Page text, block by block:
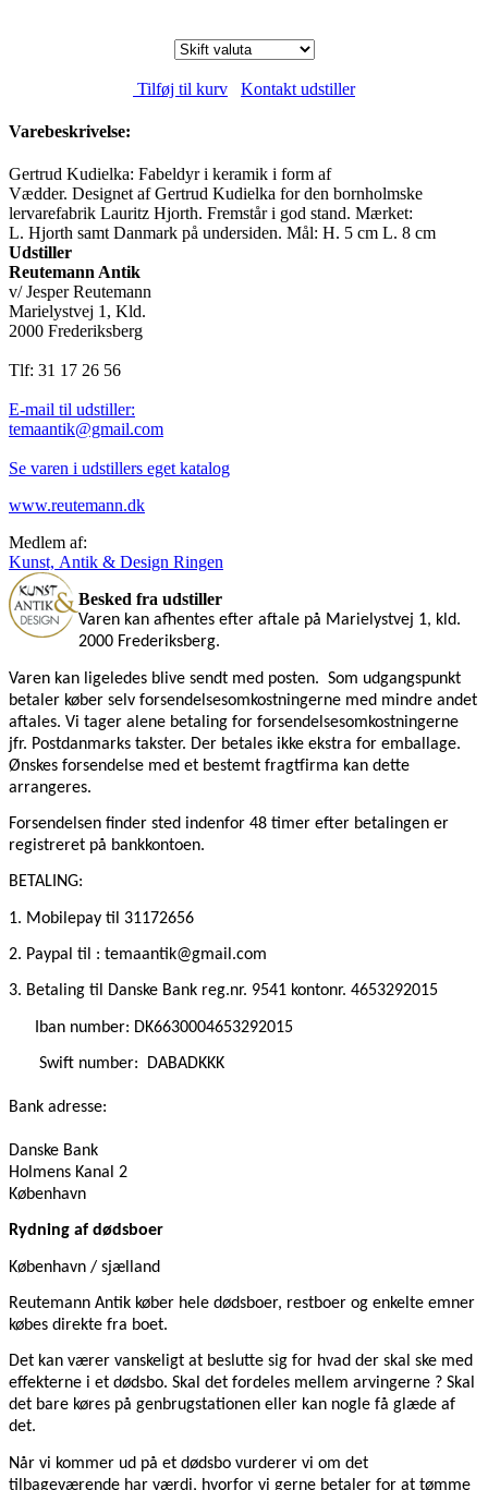
Tilføj til kurv Kontakt udstiller
Varebeskrivelse:
Gertrud Kudielka: Fabeldyr i keramik i form af
Vædder. Designet af Gertrud Kudielka for den bornholmske
lervarefabrik Lauritz Hjorth. Fremstår i god stand. Mærket:
L. Hjorth samt Danmark på undersiden. Mål: H. 5 cm L. 8 cm
Udstiller
Reutemann Antik
v/ Jesper Reutemann
Marielystvej 1, Kld.
2000 Frederiksberg
Tlf: 31 17 26 56
E-mail til udstiller:
temaantik@gmail.com
Se varen i udstillers eget katalog
www.reutemann.dk
Medlem af:
Kunst, Antik & Design Ringen
Besked fra udstiller
Varen kan afhentes efter aftale på Marielystvej 1, kld.
2000 Frederiksberg.
Varen kan ligeledes blive sendt med posten. Som udgangspunkt
betaler køber selv forsendelsesomkostningerne med mindre andet
aftales. Vi tager alene betaling for forsendelsesomkostningerne
jfr. Postdanmarks takster. Der betales ikke ekstra for emballage.
Ønskes forsendelse med et bestemt fragtfirma kan dette
arrangeres.
Forsendelsen finder sted indenfor 48 timer efter betalingen er
registreret på bankkontoen.
BETALING:
1. Mobilepay til 31172656
2. Paypal til : temaantik@gmail.com
3. Betaling til Danske Bank reg.nr. 9541 kontonr. 4653292015
Iban number: DK6630004653292015
Swift number: DABADKKK
Bank adresse:
Danske Bank
Holmens Kanal 2
København
Rydning af dødsboer
København / sjælland
Reutemann Antik køber hele dødsboer, restboer og enkelte emner
købes direkte fra boet.
Det kan værer vanskeligt at beslutte sig for hvad der skal ske med
effekterne i et dødsbo. Skal det fordeles mellem arvingerne ? Skal
det bare køres på genbrugstationen eller kan nogle få glæde af
det.
Når vi kommer ud på et dødsbo vurderer vi om det
tilbageværende har værdi, hvorfor vi gerne betaler for at tømme